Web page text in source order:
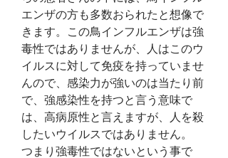
エンザの方も多数おられたと想像で
きます。この鳥インフルエンザは強
毒性ではありませんが、人はこのウ
イルスに対して免疫を持っていませ
んので、感染力が強いのは当たり前
で、強感染性を持つと言う意味で
は、高病原性と言えますが、人を殺
したいウイルスではありません。
つまり強毒性ではないという事で